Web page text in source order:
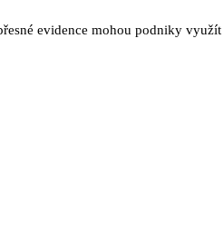
evidence mohou podniky